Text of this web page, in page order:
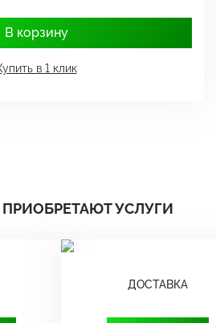
В корзину
в 1 клик
УСЛУГИ
ДОСТАВКА